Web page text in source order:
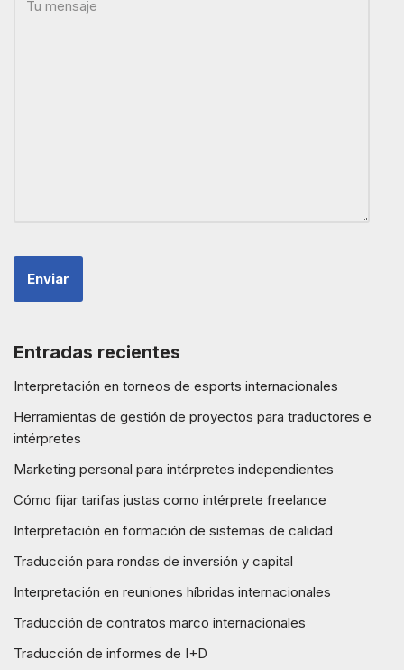
Entradas recientes
Interpretación en torneos de esports internacionales
Herramientas de gestión de proyectos para traductores e
intérpretes
Marketing personal para intérpretes independientes
Cómo fijar tarifas justas como intérprete freelance
Interpretación en formación de sistemas de calidad
Traducción para rondas de inversión y capital
Interpretación en reuniones híbridas internacionales
Traducción de contratos marco internacionales
Traducción de informes de I+D